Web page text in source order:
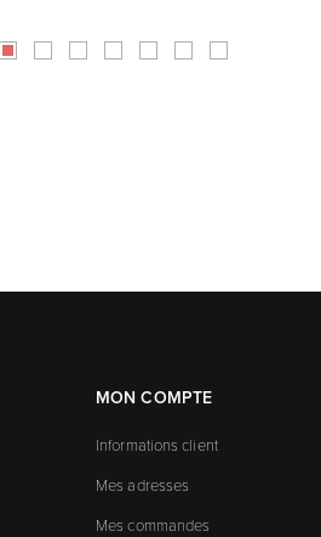
MON COMPTE
Informations client
Mes adresses
Mes commandes